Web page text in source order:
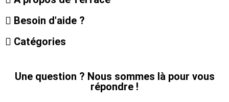
Besoin d'aide ?
Catégories
Une question ? Nous sommes là pour vous
répondre !